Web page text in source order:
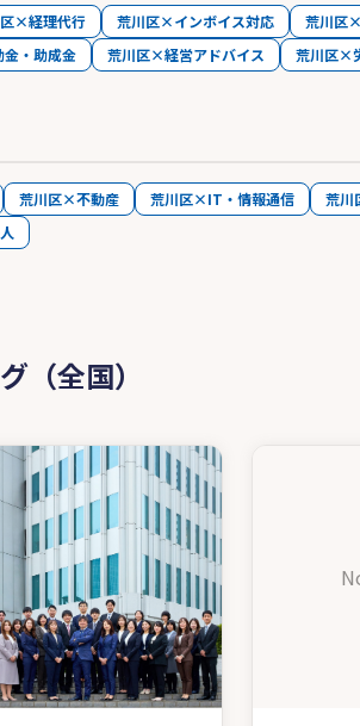
×経理代行 荒川区×インボイス対応 荒川区
・助成金 荒川区×経営アドバイス 荒川区×
荒川区×不動産 荒川区×IT・情報通信 荒川
全国）